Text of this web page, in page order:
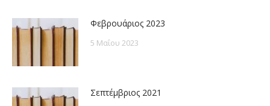
Φεβρουάριος 2023
5 Μαΐου 2023
Σεπτέμβριος 2021